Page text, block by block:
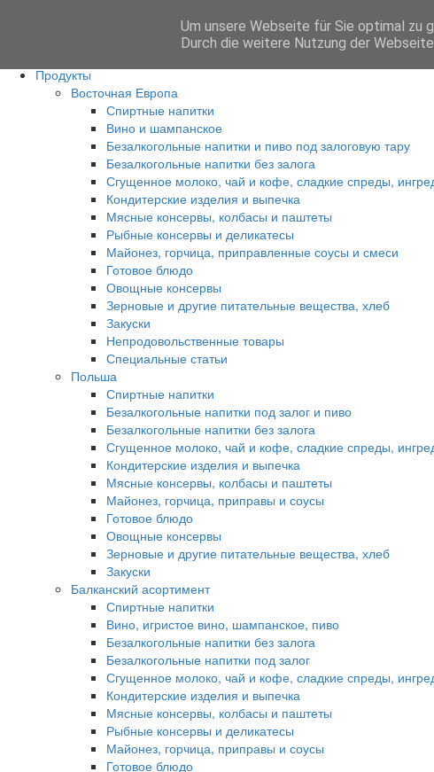
Продукты
Восточная Европа
Спиртные напитки
Вино и шампанское
Безалкогольные напитки и пиво под залоговую тару
Безалкогольные напитки без залога
Сгущенное молоко, чай и кофе, сладкие спреды,
Кондитерские изделия и выпечка
Мясные консервы, колбасы и паштеты
Рыбные консервы и деликатесы
Майонез, горчица, приправленные соусы и смеси
Готовое блюдо
Овощные консервы
Зерновые и другие питательные вещества, хлеб
Закуски
Непродовольственные товары
Специальные статьи
Польша
Спиртные напитки
Безалкогольные напитки под залог и пиво
Безалкогольные напитки без залога
Сгущенное молоко, чай и кофе, сладкие спреды,
Кондитерские изделия и выпечка
Мясные консервы, колбасы и паштеты
Майонез, горчица, приправы и соусы
Готовое блюдо
Овощные консервы
Зерновые и другие питательные вещества, хлеб
Закуски
Балканский асортимент
Спиртные напитки
Вино, игристое вино, шампанское, пиво
Безалкогольные напитки без залога
Безалкогольные напитки под залог
Сгущенное молоко, чай и кофе, сладкие спреды,
Кондитерские изделия и выпечка
Мясные консервы, колбасы и паштеты
Рыбные консервы и деликатесы
Майонез, горчица, приправы и соусы
Готовое блюдо
Um unsere Webseite für Sie optimal zu
Durch die weitere Nutzung der